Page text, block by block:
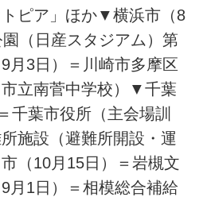
トピア」ほか▼横浜市（8
（日産スタジアム）第
月3日）＝川崎市多摩区
立南菅中学校）▼千葉
千葉市役所（主会場訓
施設（避難所開設・運
（10月15日）＝岩槻文
1日）＝相模総合補給